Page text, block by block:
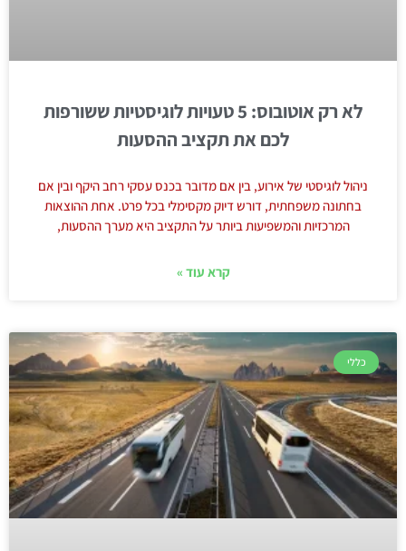
לא רק אוטובוס: 5 טעויות לוגיסטיות ששורפות
לכם את תקציב ההסעות
ניהול לוגיסטי של אירוע, בין אם מדובר בכנס עסקי רחב היקף ובין אם
בחתונה משפחתית, דורש דיוק מקסימלי בכל פרט. אחת ההוצאות
המרכזיות והמשפיעות ביותר על התקציב היא מערך ההסעות,
קרא עוד »
כללי